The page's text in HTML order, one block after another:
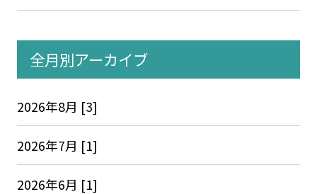
全月別アーカイブ
2026年8月 [3]
2026年7月 [1]
2026年6月 [1]